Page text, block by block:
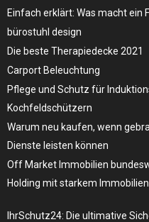
Einfach erklärt: Was macht ein
bürostuhl design
Die beste Therapiedecke 2021
Carport Beleuchtung
Pflege und Schutz für
Kochfeldschützern
Warum neu kaufen, wenn
Dienste leisten können
Off Market Immobilien
Holding mit starkem
IhrSchutz24: Die ultimative